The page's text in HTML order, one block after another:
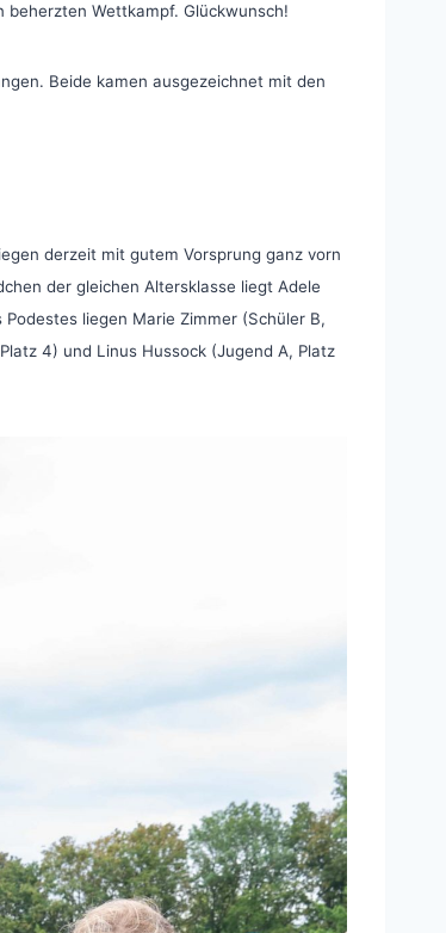
Wettkampf. Glückwunsch!
Beide kamen ausgezeichnet mit den
derzeit mit gutem Vorsprung ganz vorn
der gleichen Altersklasse liegt Adele
liegen Marie Zimmer (Schüler B,
4) und Linus Hussock (Jugend A, Platz